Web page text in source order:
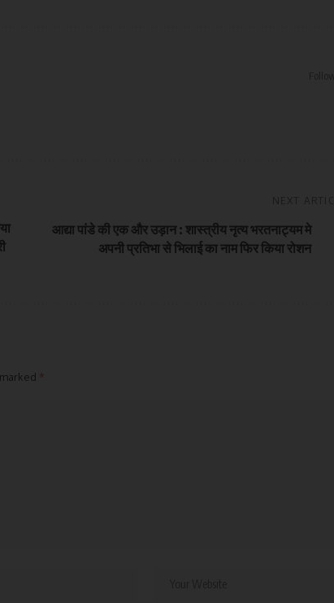
आद्या पांडे की एक और उड़ान : शास्त्रीय नृत्य भरतनाट्यम मे
अपनी प्रतिभा से भिलाई का नाम फिर किया रोशन
*